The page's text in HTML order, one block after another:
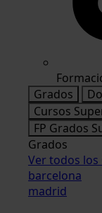
Grados
Cursos
FP Grados
Grados
Ver todos los
barcelona
madrid